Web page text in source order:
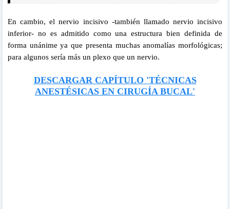
En cambio, el nervio incisivo -también llamado nervio incisivo
inferior- no es admitido como una estructura bien definida de
forma unánime ya que presenta muchas anomalías morfológicas;
para algunos sería más un plexo que un nervio.
DESCARGAR CAPÍTULO 'TÉCNICAS
ANESTÉSICAS EN CIRUGÍA BUCAL'